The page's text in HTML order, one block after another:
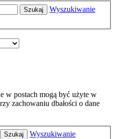
Szukaj
Wyszukiwanie
w postach mogą być użyte w
zachowaniu dbałości o dane
Szukaj
Wyszukiwanie